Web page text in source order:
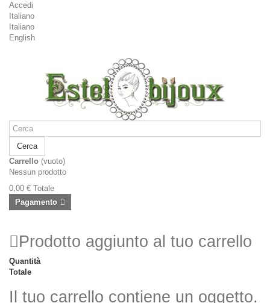
Accedi
Italiano
Italiano
English
Cerca
Carrello (vuoto)
Nessun prodotto
0,00 € Totale
Pagamento
Prodotto aggiunto al tuo carrello
Quantità
Totale
Il tuo carrello contiene un oggetto.